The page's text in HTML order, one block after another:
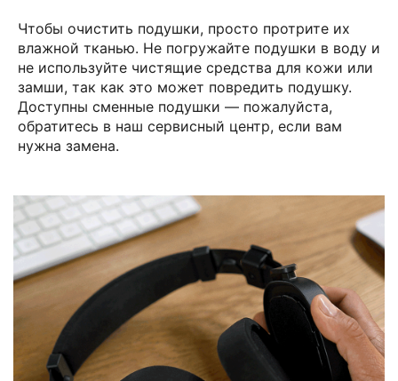
Чтобы очистить подушки, просто протрите их
влажной тканью. Не погружайте подушки в воду и
не используйте чистящие средства для кожи или
замши, так как это может повредить подушку.
Доступны сменные подушки — пожалуйста,
обратитесь в наш сервисный центр, если вам
нужна замена.